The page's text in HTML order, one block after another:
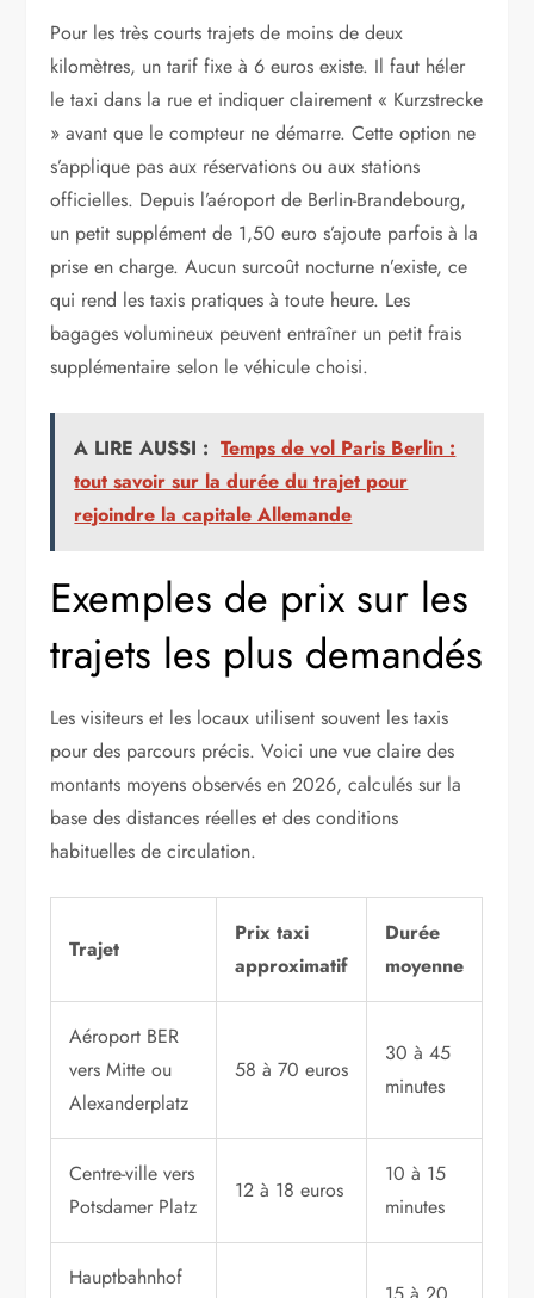
Pour les très courts trajets de moins de deux
kilomètres, un tarif fixe à 6 euros existe. Il faut héler
le taxi dans la rue et indiquer clairement « Kurzstrecke
» avant que le compteur ne démarre. Cette option ne
s’applique pas aux réservations ou aux stations
officielles. Depuis l’aéroport de Berlin-Brandebourg,
un petit supplément de 1,50 euro s’ajoute parfois à la
prise en charge. Aucun surcoût nocturne n’existe, ce
qui rend les taxis pratiques à toute heure. Les
bagages volumineux peuvent entraîner un petit frais
supplémentaire selon le véhicule choisi.
A LIRE AUSSI : Temps de vol Paris Berlin :
tout savoir sur la durée du trajet pour
rejoindre la capitale Allemande
Exemples de prix sur les
trajets les plus demandés
Les visiteurs et les locaux utilisent souvent les taxis
pour des parcours précis. Voici une vue claire des
montants moyens observés en 2026, calculés sur la
base des distances réelles et des conditions
habituelles de circulation.
Trajet
Prix taxi
approximatif
Durée
moyenne
Aéroport BER
vers Mitte ou
Alexanderplatz
58 à 70 euros
30 à 45
minutes
Centre-ville vers
Potsdamer Platz
12 à 18 euros
10 à 15
minutes
Hauptbahnhof